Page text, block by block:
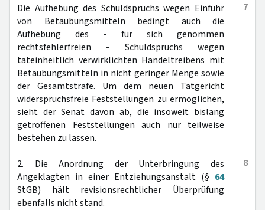
7
Die Aufhebung des Schuldspruchs wegen Einfuhr
von Betäubungsmitteln bedingt auch die
Aufhebung des - für sich genommen
rechtsfehlerfreien - Schuldspruchs wegen
tateinheitlich verwirklichten Handeltreibens mit
Betäubungsmitteln in nicht geringer Menge sowie
der Gesamtstrafe. Um dem neuen Tatgericht
widerspruchsfreie Feststellungen zu ermöglichen,
sieht der Senat davon ab, die insoweit bislang
getroffenen Feststellungen auch nur teilweise
bestehen zu lassen.
8
2. Die Anordnung der Unterbringung des
Angeklagten in einer Entziehungsanstalt (§ 64
StGB) hält revisionsrechtlicher Überprüfung
ebenfalls nicht stand.